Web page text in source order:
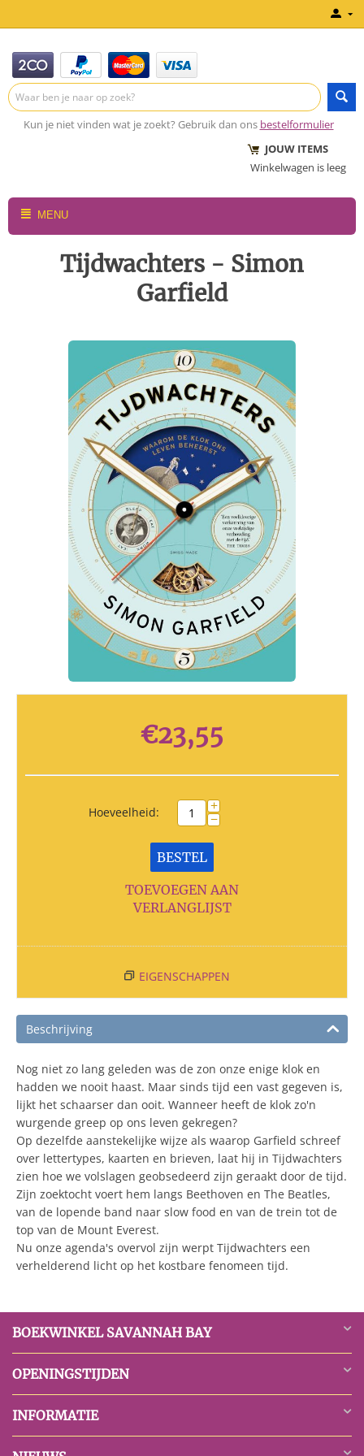
Kun je niet vinden wat je zoekt? Gebruik dan ons bestelformulier
JOUW ITEMS
Winkelwagen is leeg
MENU
Tijdwachters - Simon
Garfield
€23,55
Hoeveelheid: +
−
BESTEL
TOEVOEGEN AAN
VERLANGLIJST
EIGENSCHAPPEN
Beschrijving
Nog niet zo lang geleden was de zon onze enige klok en
hadden we nooit haast. Maar sinds tijd een vast gegeven is,
lijkt het schaarser dan ooit. Wanneer heeft de klok zo'n
wurgende greep op ons leven gekregen?
Op dezelfde aanstekelijke wijze als waarop Garfield schreef
over lettertypes, kaarten en brieven, laat hij in Tijdwachters
zien hoe we volslagen geobsedeerd zijn geraakt door de tijd.
Zijn zoektocht voert hem langs Beethoven en The Beatles,
van de lopende band naar slow food en van de trein tot de
top van de Mount Everest.
Nu onze agenda's overvol zijn werpt Tijdwachters een
verhelderend licht op het kostbare fenomeen tijd.
BOEKWINKEL SAVANNAH BAY
OPENINGSTIJDEN
INFORMATIE